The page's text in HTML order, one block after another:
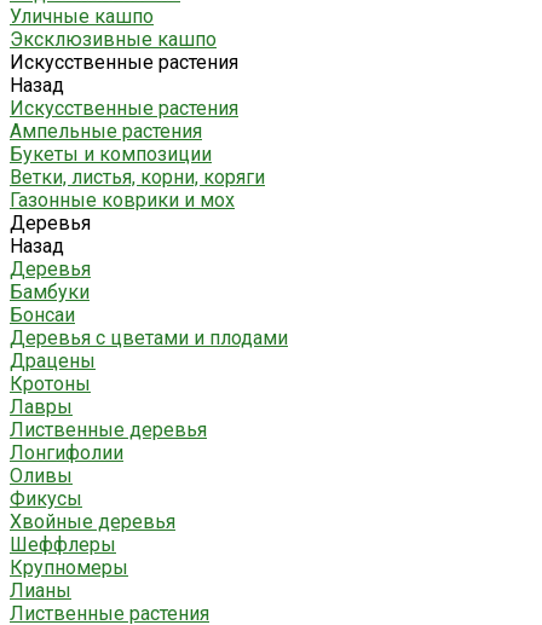
Уличные кашпо
Эксклюзивные кашпо
Искусственные растения
Назад
Искусственные растения
Ампельные растения
Букеты и композиции
Ветки, листья, корни, коряги
Газонные коврики и мох
Деревья
Назад
Деревья
Бамбуки
Бонсаи
Деревья с цветами и плодами
Драцены
Кротоны
Лавры
Лиственные деревья
Лонгифолии
Оливы
Фикусы
Хвойные деревья
Шеффлеры
Крупномеры
Лианы
Лиственные растения